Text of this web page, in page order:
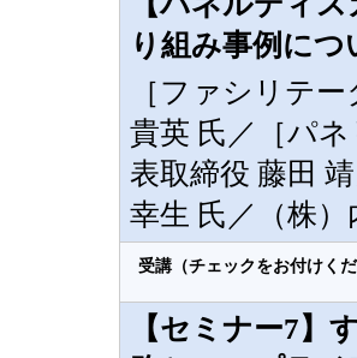
り組み事例につ
［ファシリテ
貴英 氏／［パ
表取締役 藤田
幸生 氏／（株
受講（チェックをお付けく
【セミナー7】